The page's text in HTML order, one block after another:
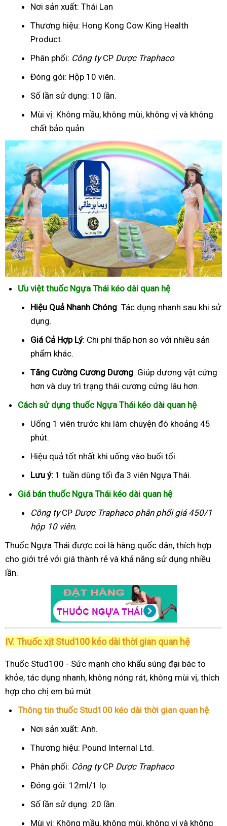
Nơi sản xuất: Thái Lan
Thương hiệu: Hong Kong Cow King Health
Product.
Phân phối: Công tyCP Dược Traphaco
Đóng gói: Hộp 10 viên.
Số lần sử dụng: 10 lần.
Mùi vị: Không mầu, không mùi, không vị và không
chất bảo quản.
Ưu việt thuốc Ngựa Thái kéo dài quan hệ
Hiệu Quả Nhanh Chóng: Tác dụng nhanh sau khi sử
dụng.
Giá Cả Hợp Lý: Chi phí thấp hơn so với nhiều sản
phẩm khác.
Tăng Cường Cương Dương: Giúp dương vật cứng
hơn và duy trì trạng thái cương cứng lâu hơn.
Cách sử dụng thuốc Ngựa Thái kéo dài quan hệ
Uống 1 viên trước khi làm chuyện đó khoảng 45
phút.
Hiệu quả tốt nhất khi uống vào buổi tối.
Lưu ý: 1 tuần dùng tối đa 3 viên Ngựa Thái.
Giá bán thuốc Ngựa Thái kéo dài quan hệ
Công tyCP Dược Traphacophân phối giá 450/1
hộp 10 viên.
Thuốc Ngựa Thái được coi là hàng quốc dân, thích hợp
cho giới trẻ với giá thành rẻ và khả năng sử dụng nhiều
lần.
IV. Thuốc xịt Stud100 kéo dài thời gian quan hệ
Thuốc Stud100 - Sức mạnh cho khẩu súng đại bác to
khỏe, tác dụng nhanh, không nóng rát, không mùi vị, thích
hợp cho chị em bú mút.
Thông tin thuốc Stud100 kéo dài thời gian quan hệ
Nơi sản xuất: Anh.
Thương hiệu: Pound Internal Ltd.
Phân phối: Công tyCP Dược Traphaco
Đóng gói: 12ml/1 lọ.
Số lần sử dụng: 20 lần.
Mùi vị: Không mầu, không mùi, không vị và không